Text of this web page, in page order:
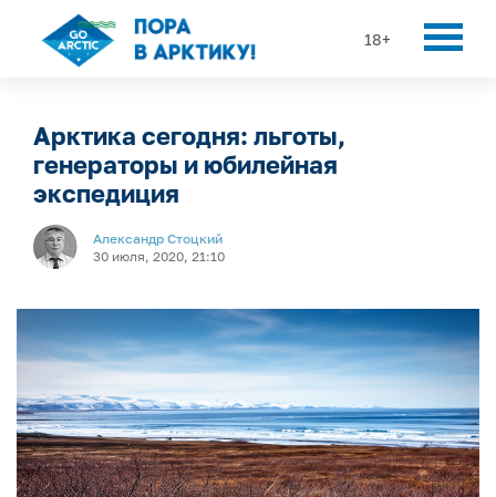
18+
Арктика сегодня: льготы,
генераторы и юбилейная
экспедиция
Александр Стоцкий
30 июля, 2020, 21:10